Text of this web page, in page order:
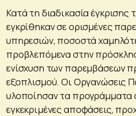
Κατά τη διαδικασία
εγκρίθηκαν σε ορισμένες
υπηρεσιών, ποσοστά
προβλεπόμενα στην
ενίσχυση των παρεμβάσεων
εξοπλισμού. Οι Οργανώσεις
υλοποίησαν τα προγράμματα
εγκεκριμένες αποφάσεις,